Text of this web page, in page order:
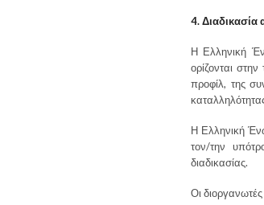
4.
Η Ελληνική
ορίζονται
προφίλ, της
Η Ελληνική
τον/την
διαδικασίας.
Οι